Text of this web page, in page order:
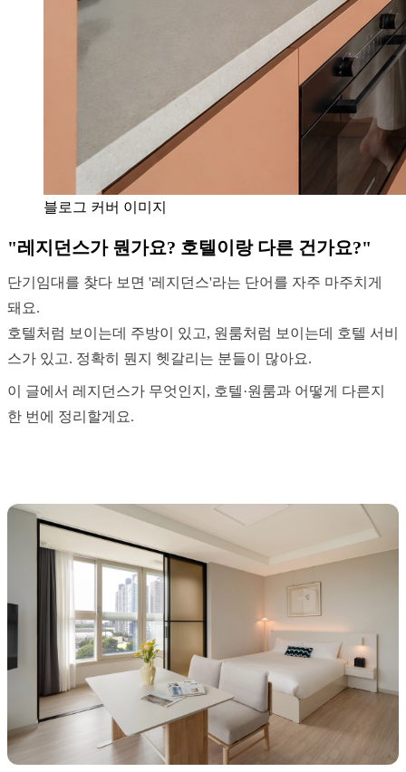
블로그 커버 이미지
"레지던스가 뭔가요? 호텔이랑 다른 건가요?"
단기임대를 찾다 보면 '레지던스'라는 단어를 자주 마주치게
돼요.
호텔처럼 보이는데 주방이 있고, 원룸처럼 보이는데 호텔 서비
스가 있고. 정확히 뭔지 헷갈리는 분들이 많아요.
이 글에서 레지던스가 무엇인지, 호텔·원룸과 어떻게 다른지
한 번에 정리할게요.